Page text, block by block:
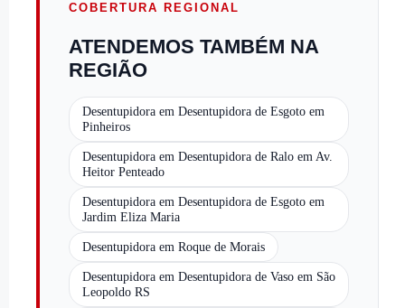
COBERTURA REGIONAL
ATENDEMOS TAMBÉM NA
REGIÃO
Desentupidora em Desentupidora de Esgoto em
Pinheiros
Desentupidora em Desentupidora de Ralo em Av.
Heitor Penteado
Desentupidora em Desentupidora de Esgoto em
Jardim Eliza Maria
Desentupidora em Roque de Morais
Desentupidora em Desentupidora de Vaso em São
Leopoldo RS